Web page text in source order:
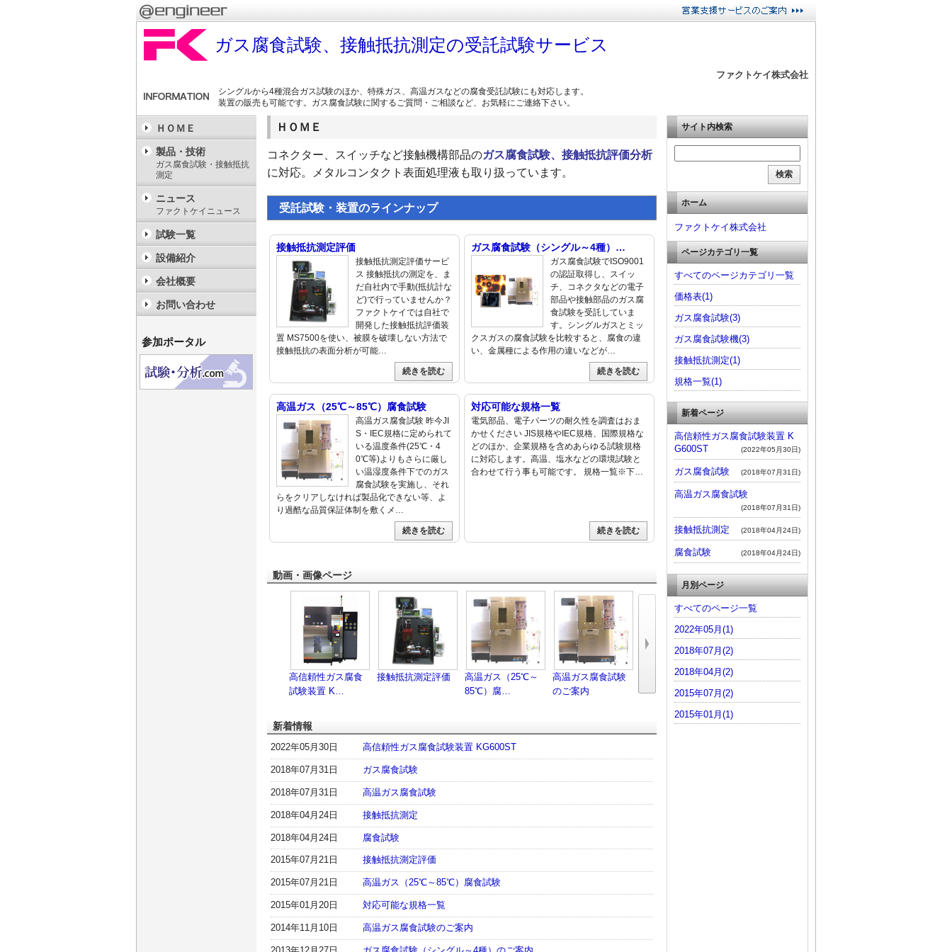
ガス腐食試験、接触抵抗測定の受託試験サービス
ファクトケイ株式会社
シングルから4種混合ガス試験のほか、特殊ガス、高温ガスなどの腐食受託試験にも対応します。
装置の販売も可能です。ガス腐食試験に関するご質問・ご相談など、お気軽にご連絡下さい。
ＨＯＭＥ
コネクター、スイッチなど接触機構部品のガス腐食試験、接触抵抗評価分析
に対応。メタルコンタクト表面処理液も取り扱っています。
受託試験・装置のラインナップ
接触抵抗測定評価
接触抵抗測定評価サービ
ス 接触抵抗の測定を、ま
だ自社内で手動(抵抗計な
ど)で行っていませんか？
ファクトケイでは自社で
開発した接触抵抗評価装
置 MS7500を使い、被膜を破壊しない方法で
接触抵抗の表面分析が可能…
続きを読む
ガス腐食試験（シングル～4種）…
ガス腐食試験でISO9001
の認証取得し、スイッ
チ、コネクタなどの電子
部品や接触部品のガス腐
食試験を受託していま
す。シングルガスとミッ
クスガスの腐食試験を比較すると、腐食の違
い、金属種による作用の違いなどが…
続きを読む
高温ガス（25℃～85℃）腐食試験
高温ガス腐食試験 昨今JI
S・IEC規格に定められて
いる温度条件(25℃・4
0℃等)よりもさらに厳し
い温湿度条件下でのガス
腐食試験を実施し、それ
らをクリアしなければ製品化できない等、よ
り過酷な品質保証体制を敷くメ…
続きを読む
対応可能な規格一覧
電気部品、電子パーツの耐久性を調査はおま
かせください JIS規格やIEC規格、国際規格な
どのほか、企業規格を含めあらゆる試験規格
に対応します。高温、塩水などの環境試験と
合わせて行う事も可能です。 規格一覧※下…
続きを読む
動画・画像ページ
高信頼性ガス腐食
試験装置 K…
接触抵抗測定評価
高温ガス（25℃～
85℃）腐…
高温ガス腐食試験
のご案内
ガス腐食試験（シ
ングル～4種…
緊急元栓遮断装置
のご案内
新着情報
2022年05月30日 高信頼性ガス腐食試験装置 KG600ST
2018年07月31日 ガス腐食試験
2018年07月31日 高温ガス腐食試験
2018年04月24日 接触抵抗測定
2018年04月24日 腐食試験
2015年07月21日 接触抵抗測定評価
2015年07月21日 高温ガス（25℃～85℃）腐食試験
2015年01月20日 対応可能な規格一覧
2014年11月10日 高温ガス腐食試験のご案内
ＨＯＭＥ
製品・技術
ガス腐食試験・接触抵抗
測定
ニュース
ファクトケイニュース
試験一覧
設備紹介
会社概要
お問い合わせ
参加ポータル
サイト内検索
ホーム
ファクトケイ株式会社
ページカテゴリ一覧
すべてのページカテゴリ一覧
価格表(1)
ガス腐食試験(3)
ガス腐食試験機(3)
接触抵抗測定(1)
規格一覧(1)
新着ページ
高信頼性ガス腐食試験装置 K
G600ST
(2022年05月30日)
ガス腐食試験 (2018年07月31日)
高温ガス腐食試験
(2018年07月31日)
接触抵抗測定 (2018年04月24日)
腐食試験 (2018年04月24日)
月別ページ
すべてのページ一覧
2022年05月(1)
2018年07月(2)
2018年04月(2)
2015年07月(2)
2015年01月(1)